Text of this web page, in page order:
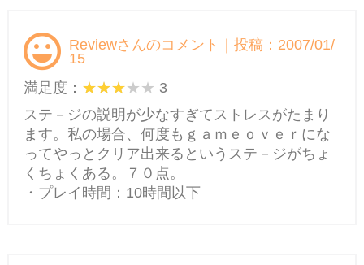
Reviewさんのコメント｜投稿：2007/01/
15
満足度：
3
ステ－ジの説明が少なすぎてストレスがたまり
ます。私の場合、何度もｇａｍｅｏｖｅｒにな
ってやっとクリア出来るというステ－ジがちょ
くちょくある。７０点。
・プレイ時間：10時間以下